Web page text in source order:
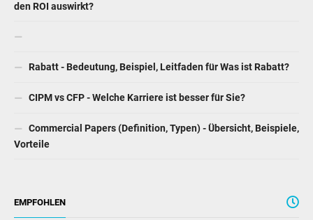
den ROI auswirkt?
Rabatt - Bedeutung, Beispiel, Leitfaden für Was ist Rabatt?
CIPM vs CFP - Welche Karriere ist besser für Sie?
Commercial Papers (Definition, Typen) - Übersicht, Beispiele,
Vorteile
EMPFOHLEN